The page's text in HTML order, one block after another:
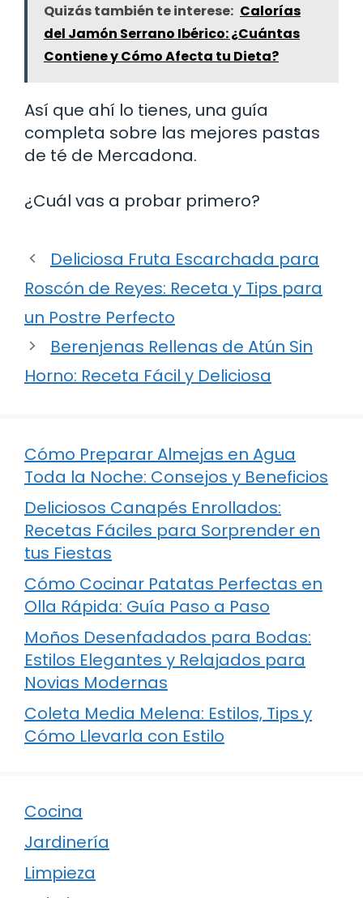
Quizás también te interese: Calorías
del Jamón Serrano Ibérico: ¿Cuántas
Contiene y Cómo Afecta tu Dieta?
Así que ahí lo tienes, una guía
completa sobre las mejores pastas
de té de Mercadona.
¿Cuál vas a probar primero?
Deliciosa Fruta Escarchada para
Roscón de Reyes: Receta y Tips para
un Postre Perfecto
Berenjenas Rellenas de Atún Sin
Horno: Receta Fácil y Deliciosa
Cómo Preparar Almejas en Agua
Toda la Noche: Consejos y Beneficios
Deliciosos Canapés Enrollados:
Recetas Fáciles para Sorprender en
tus Fiestas
Cómo Cocinar Patatas Perfectas en
Olla Rápida: Guía Paso a Paso
Moños Desenfadados para Bodas:
Estilos Elegantes y Relajados para
Novias Modernas
Coleta Media Melena: Estilos, Tips y
Cómo Llevarla con Estilo
Cocina
Jardinería
Limpieza